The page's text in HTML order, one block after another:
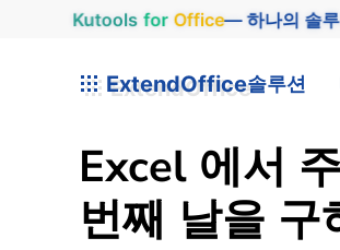
Kutools for Office— 하나의 솔
ExtendOffice솔루션
Excel 에서
번째 날을 구